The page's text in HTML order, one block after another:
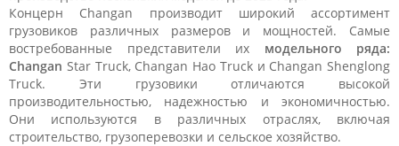
Концерн Changan производит широкий ассортимент
грузовиков различных размеров и мощностей. Самые
востребованные представители их модельного ряда:
Changan Star Truck, Changan Hao Truck и Changan Shenglong
Truck. Эти грузовики отличаются высокой
производительностью, надежностью и экономичностью.
Они используются в различных отраслях, включая
строительство, грузоперевозки и сельское хозяйство.